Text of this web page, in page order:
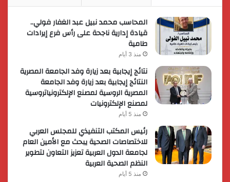
المحاسب محمد نبيل عبد الغفار فولي..
قيادة إدارية ناجحة على رأس فرع إيرادات
طامية
منذ 3 أيام
نتائج إيجابية بعد زيارة وفد الجامعة المصرية
النتائج إيجابية بعد زيارة وفد الجامعة
المصرية الروسية لمصنع الإلكترونياتروسية
لمصنع الإلكترونيات
منذ 5 أيام
رئيس المكتب التنفيذي للمجلس العربي
للاختصاصات الصحية يبحث مع الأمين العام
لجامعة الدول العربية تعزيز التعاون لتطوير
النظم الصحية العربية
منذ 5 أيام